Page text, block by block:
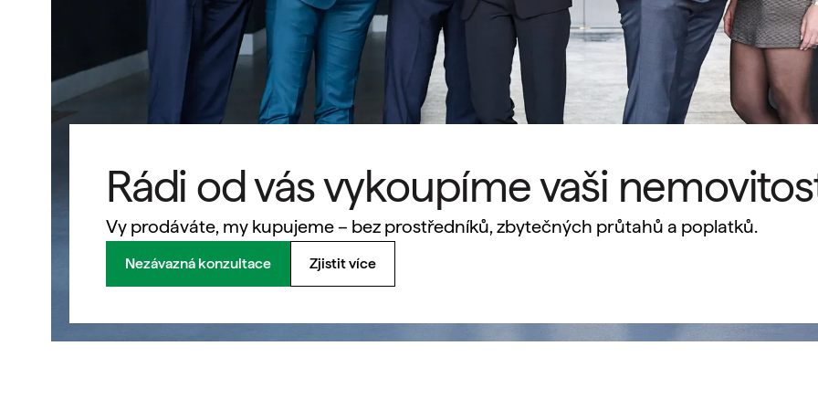
Rádi od vás vykoupíme vaši
Vy prodáváte, my kupujeme – bez prostředníků, zbytečných průtahů a poplatků.
Nezávazná konzultace Zjistit více